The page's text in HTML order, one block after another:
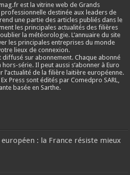
est la vitrine web de Grands
destinée aux leaders de
une partie des articles publiés dans le
les principales actualités des filières
la météorologie. L’annuaire du site
les principales entreprises du monde
lieux de connexion.
sur abonnement. Chaque abonné
série. Il peut aussi s’abonner à Euro
l’actualité de la filière laitière européenne.
Press sont édités par Comedpro SARL,
basée en Sarthe.
: la France résiste mieux